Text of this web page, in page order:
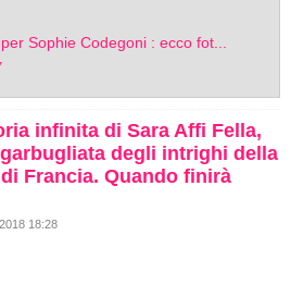
Sophie Codegoni : ecco fot...
infinita di Sara Affi Fella,
degli intrighi della
Francia. Quando finirà
18:28